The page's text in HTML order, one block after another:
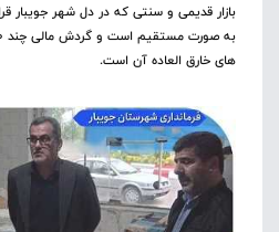
بازار قدیمی و سنتی که در دل شهر جویبار
های خارق العاده آن است.